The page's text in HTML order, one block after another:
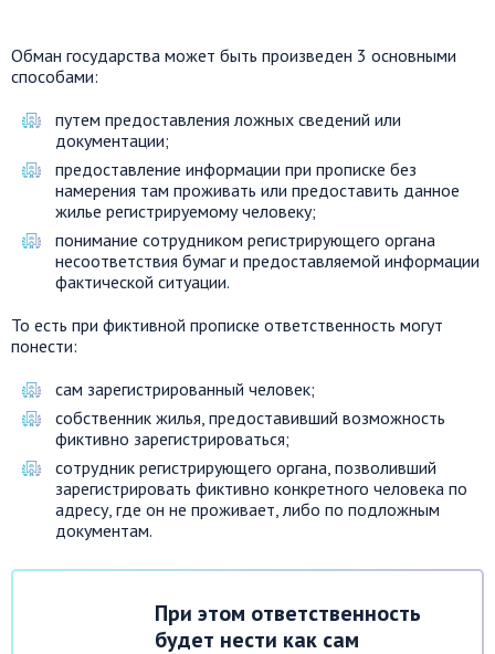
Обман государства может быть произведен 3 основными
способами:
путем предоставления ложных сведений или
документации;
предоставление информации при прописке без
намерения там проживать или предоставить данное
жилье регистрируемому человеку;
понимание сотрудником регистрирующего органа
несоответствия бумаг и предоставляемой информации
фактической ситуации.
То есть при фиктивной прописке ответственность могут
понести:
сам зарегистрированный человек;
собственник жилья, предоставивший возможность
фиктивно зарегистрироваться;
сотрудник регистрирующего органа, позволивший
зарегистрировать фиктивно конкретного человека по
адресу, где он не проживает, либо по подложным
документам.
При этом ответственность
будет нести как сам